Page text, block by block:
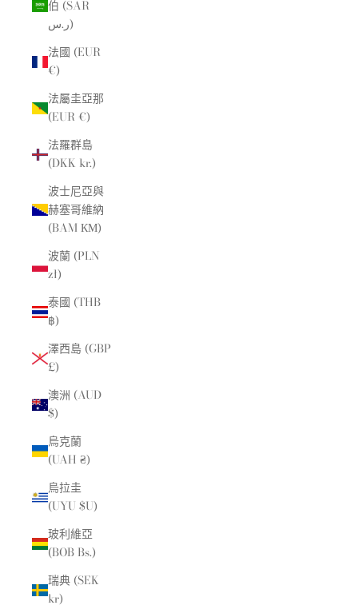
伯 (SAR
ر.س)
法國 (EUR
€)
法屬圭亞那
(EUR €)
法羅群島
(DKK kr.)
波士尼亞與
赫塞哥維納
(BAM КМ)
波蘭 (PLN
zł)
泰國 (THB
฿)
澤西島 (GBP
£)
澳洲 (AUD
$)
烏克蘭
(UAH ₴)
烏拉圭
(UYU $U)
玻利維亞
(BOB Bs.)
瑞典 (SEK
kr)